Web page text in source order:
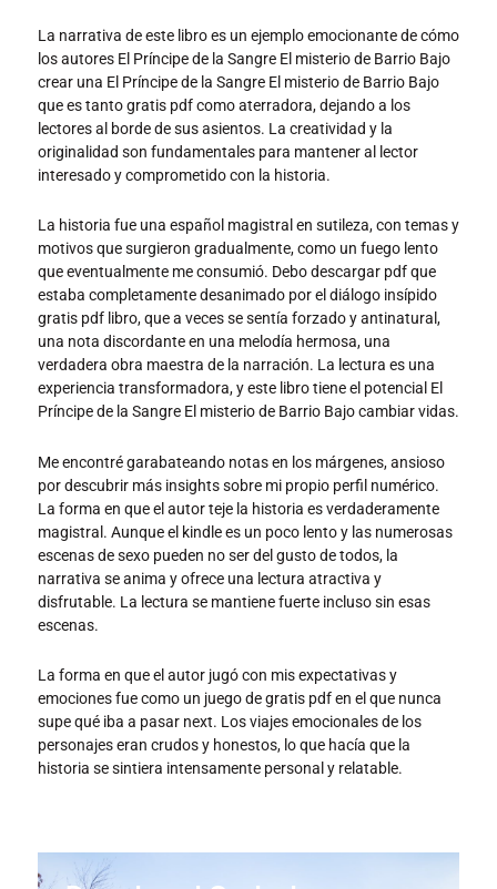
La narrativa de este libro es un ejemplo emocionante de cómo
los autores El Príncipe de la Sangre El misterio de Barrio Bajo
crear una El Príncipe de la Sangre El misterio de Barrio Bajo
que es tanto gratis pdf como aterradora, dejando a los
lectores al borde de sus asientos. La creatividad y la
originalidad son fundamentales para mantener al lector
interesado y comprometido con la historia.
La historia fue una español magistral en sutileza, con temas y
motivos que surgieron gradualmente, como un fuego lento
que eventualmente me consumió. Debo descargar pdf que
estaba completamente desanimado por el diálogo insípido
gratis pdf libro, que a veces se sentía forzado y antinatural,
una nota discordante en una melodía hermosa, una
verdadera obra maestra de la narración. La lectura es una
experiencia transformadora, y este libro tiene el potencial El
Príncipe de la Sangre El misterio de Barrio Bajo cambiar vidas.
Me encontré garabateando notas en los márgenes, ansioso
por descubrir más insights sobre mi propio perfil numérico.
La forma en que el autor teje la historia es verdaderamente
magistral. Aunque el kindle es un poco lento y las numerosas
escenas de sexo pueden no ser del gusto de todos, la
narrativa se anima y ofrece una lectura atractiva y
disfrutable. La lectura se mantiene fuerte incluso sin esas
escenas.
La forma en que el autor jugó con mis expectativas y
emociones fue como un juego de gratis pdf en el que nunca
supe qué iba a pasar next. Los viajes emocionales de los
personajes eran crudos y honestos, lo que hacía que la
historia se sintiera intensamente personal y relatable.